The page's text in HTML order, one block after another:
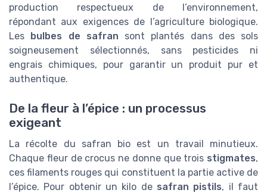
production respectueux de l’environnement,
répondant aux exigences de l’agriculture biologique.
Les
bulbes de safran sont plantés dans des sols
soigneusement sélectionnés, sans pesticides ni
engrais chimiques, pour garantir un produit pur et
authentique.
De la fleur à l’épice : un processus
exigeant
La récolte du safran bio est un travail minutieux.
Chaque fleur de crocus ne donne que trois stigmates,
ces filaments rouges qui constituent la partie active de
l’épice. Pour obtenir un kilo de safran pistils, il faut